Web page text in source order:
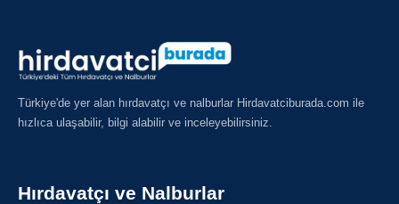
Türkiye'de yer alan hırdavatçı ve nalburlar Hirdavatciburada.com ile
hızlıca ulaşabilir, bilgi alabilir ve inceleyebilirsiniz.
Hırdavatçı ve Nalburlar